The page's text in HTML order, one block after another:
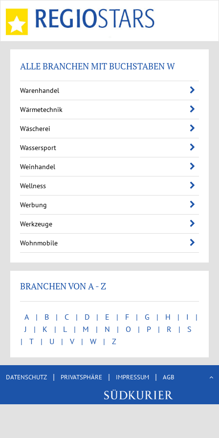
ALLE BRANCHEN MIT BUCHSTABEN W
Warenhandel
Wärmetechnik
Wäscherei
Wassersport
Weinhandel
Wellness
Werbung
Werkzeuge
Wohnmobile
BRANCHEN VON A - Z
A B C D E F G H
I
J
K L M N O P R
S
T
U V W Z
DATENSCHUTZ | PRIVATSPHÄRE | IMPRESSUM | AGB